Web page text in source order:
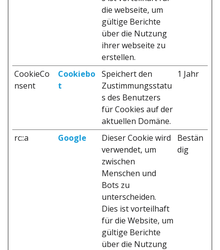
die webseite, um
gültige Berichte
über die Nutzung
ihrer webseite zu
erstellen.
CookieCo
nsent
Cookiebo
t
Speichert den
Zustimmungsstatu
s des Benutzers
für Cookies auf der
aktuellen Domäne.
1 Jahr
rc::a Google
Dieser Cookie wird
verwendet, um
zwischen
Menschen und
Bots zu
unterscheiden.
Dies ist vorteilhaft
für die Website, um
gültige Berichte
über die Nutzung
Bestän
dig